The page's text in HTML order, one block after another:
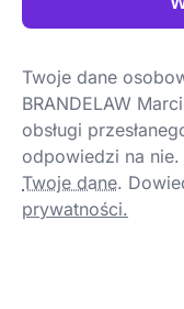
Twoje dane
BRANDELAW
obsługi
odpowiedzi na
Twoje dane.
prywatności.